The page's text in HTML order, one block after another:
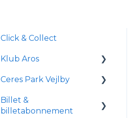
Click & Collect
Klub Aros
Om Klub Aros
Hvad indeholder Klub
Aros?
Ceres Park Vejlby
Information om Ceres
Park Vejlby
Billet &
billetabonnement